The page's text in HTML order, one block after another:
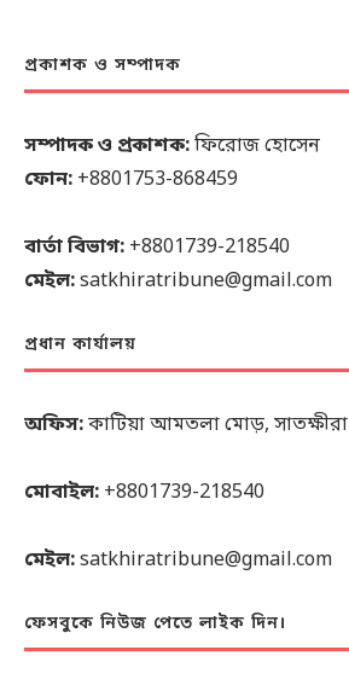
প্রকাশক ও সম্পাদক
সম্পাদক ও প্রকাশক:ফিরোজ হোসেন
ফোন: +8801753-868459
বার্তা বিভাগ: +8801739-218540
মেইল:satkhiratribune@gmail.com
প্রধান কার্যালয়
অফিস:কাটিয়া আমতলা মোড়, সাতক্ষীরা
মোবাইল: +8801739-218540
মেইল:satkhiratribune@gmail.com
ফেসবুকে নিউজ পেতে লাইক দিন।